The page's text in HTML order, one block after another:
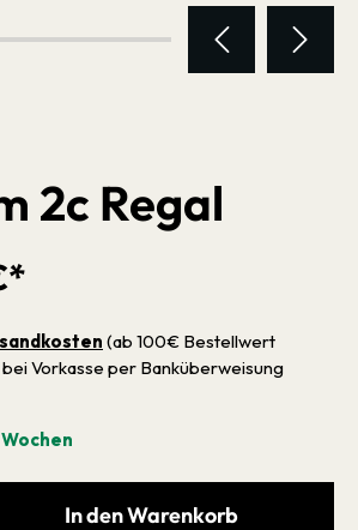
2c Regal
(ab 100€ Bestellwert
Vorkasse per Banküberweisung
In den Warenkorb